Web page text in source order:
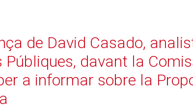
de David Casado,
Públiques, davant la
a informar sobre la